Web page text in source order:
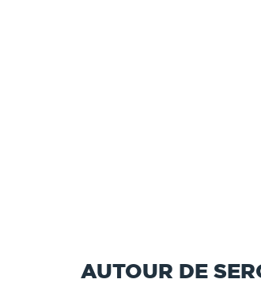
AUTOUR DE